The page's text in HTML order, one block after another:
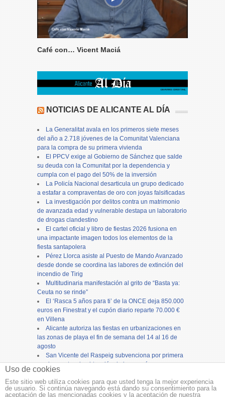
Café con… Vicent Maciá
NOTICIAS DE ALICANTE AL DÍA
La Generalitat avala en los primeros siete meses
del año a 2.718 jóvenes de la Comunitat Valenciana
para la compra de su primera vivienda
El PPCV exige al Gobierno de Sánchez que salde
su deuda con la Comunitat por la dependencia y
cumpla con el pago del 50% de la inversión
La Policía Nacional desarticula un grupo dedicado
a estafar a compraventas de oro con joyas falsificadas
La investigación por delitos contra un matrimonio
de avanzada edad y vulnerable destapa un laboratorio
de drogas clandestino
El cartel oficial y libro de fiestas 2026 fusiona en
una impactante imagen todos los elementos de la
fiesta santapolera
Pérez Llorca asiste al Puesto de Mando Avanzado
desde donde se coordina las labores de extinción del
incendio de Tirig
Multitudinaria manifestación al grito de “Basta ya:
Ceuta no se rinde”
El ‘Rasca 5 años para ti’ de la ONCE deja 850.000
euros en Finestrat y el cupón diario reparte 70.000 €
en Villena
Alicante autoriza las fiestas en urbanizaciones en
las zonas de playa el fin de semana del 14 al 16 de
agosto
San Vicente del Raspeig subvenciona por primera
vez los gastos de obtención de los carnés para
camiones y autobuses
Copyright ©12tvy12endigital.es
Uso de cookies
Este sitio web utiliza cookies para que usted tenga la mejor experiencia
de usuario. Si continúa navegando está dando su consentimiento para la
aceptación de las mencionadas cookies y la aceptación de nuestra